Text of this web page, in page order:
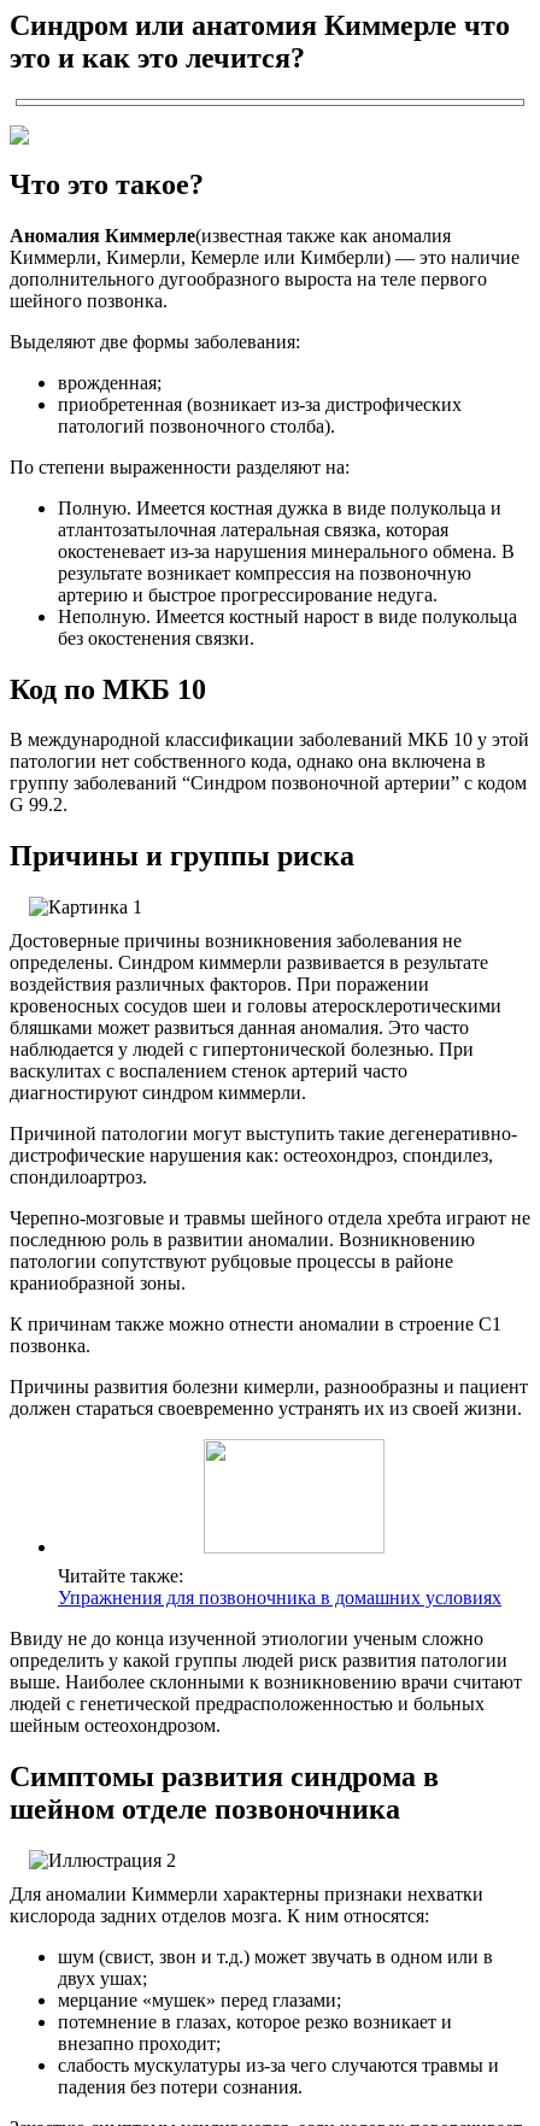
Синдром или анатомия Киммерле что
это и как это лечится?
Что это такое?
Аномалия Киммерле(известная также как аномалия
Киммерли, Кимерли, Кемерле или Кимберли) — это наличие
дополнительного дугообразного выроста на теле первого
шейного позвонка.
Выделяют две формы заболевания:
врожденная;
приобретенная (возникает из-за дистрофических
патологий позвоночного столба).
По степени выраженности разделяют на:
Полную. Имеется костная дужка в виде полукольца и
атлантозатылочная латеральная связка, которая
окостеневает из-за нарушения минерального обмена. В
результате возникает компрессия на позвоночную
артерию и быстрое прогрессирование недуга.
Неполную. Имеется костный нарост в виде полукольца
без окостенения связки.
Код по МКБ 10
В международной классификации заболеваний МКБ 10 у этой
патологии нет собственного кода, однако она включена в
группу заболеваний “Синдром позвоночной артерии” с кодом
G 99.2.
Причины и группы риска
Достоверные причины возникновения заболевания не
определены. Синдром киммерли развивается в результате
воздействия различных факторов. При поражении
кровеносных сосудов шеи и головы атеросклеротическими
бляшками может развиться данная аномалия. Это часто
наблюдается у людей с гипертонической болезнью. При
васкулитах с воспалением стенок артерий часто
диагностируют синдром киммерли.
Причиной патологии могут выступить такие дегенеративно-
дистрофические нарушения как: остеохондроз, спондилез,
спондилоартроз.
Черепно-мозговые и травмы шейного отдела хребта играют не
последнюю роль в развитии аномалии. Возникновению
патологии сопутствуют рубцовые процессы в районе
краниобразной зоны.
К причинам также можно отнести аномалии в строение С1
позвонка.
Причины развития болезни кимерли, разнообразны и пациент
должен стараться своевременно устранять их из своей жизни.
Читайте также:
Упражнения для позвоночника в домашних условиях
Ввиду не до конца изученной этиологии ученым сложно
определить у какой группы людей риск развития патологии
выше. Наиболее склонными к возникновению врачи считают
людей с генетической предрасположенностью и больных
шейным остеохондрозом.
Симптомы развития синдрома в
шейном отделе позвоночника
Для аномалии Киммерли характерны признаки нехватки
кислорода задних отделов мозга. К ним относятся:
шум (свист, звон и т.д.) может звучать в одном или в
двух ушах;
мерцание «мушек» перед глазами;
потемнение в глазах, которое резко возникает и
внезапно проходит;
слабость мускулатуры из-за чего случаются травмы и
падения без потери сознания.